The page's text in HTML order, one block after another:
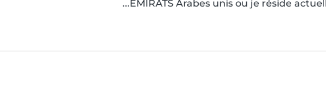
ÉMIRATS Arabes unis ou je réside